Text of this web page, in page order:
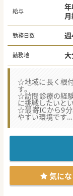
給与
勤務日数 週
勤務地
☆地域に長く根
す。
☆訪問診療の経
に挑戦したいと
☆最寄ICから9分
やすい環境です
■主治医制では
診療が未経験の
■ご勤務いただ
業務過多を防ぐ
えています。
■難しい手技な
にはクリニック
気にな